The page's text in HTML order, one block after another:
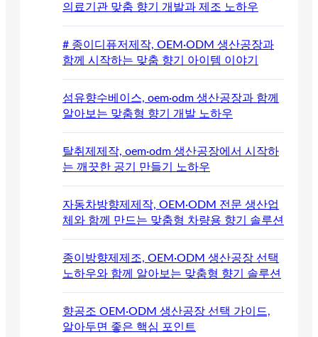
의료기관 맞춤 향기 개발과 제조 노하우
# 종이디퓨저제작, OEM·ODM 생산공장과
함께 시작하는 맞춤 향기 아이템 이야기
섬유향수베이스, oem·odm 생산공장과 함께
알아보는 맞춤형 향기 개발 노하우
탈취제제작, oem·odm 생산공장에서 시작하
는 깨끗한 공기 만들기 노하우
자동차방향제제작, OEM·ODM 전문 생산업
체와 함께 만드는 맞춤형 차량용 향기 솔루션
종이방향제제조, OEM·ODM 생산공장 선택
노하우와 함께 알아보는 맞춤형 향기 솔루션
향공조 OEM·ODM 생산공장 선택 가이드,
알아두면 좋은 핵심 포인트